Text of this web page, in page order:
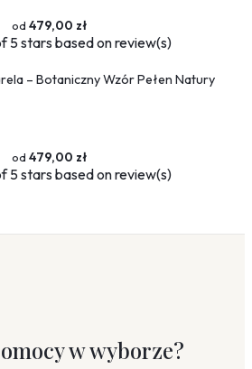
479,00 zł
5 stars based onreview(s)
– Botaniczny Wzór Pełen Natury
479,00 zł
5 stars based onreview(s)
w wyborze?